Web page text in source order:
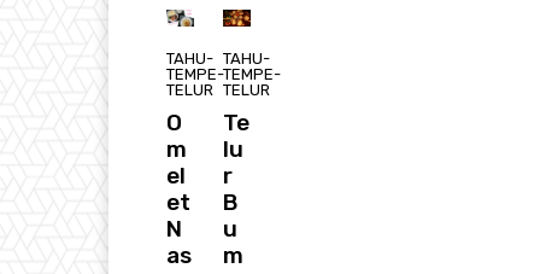
TAHU-
TEMPE-
TELUR
O
m
el
et
N
as
TAHU-
TEMPE-
TELUR
Te
lu
r
B
u
m